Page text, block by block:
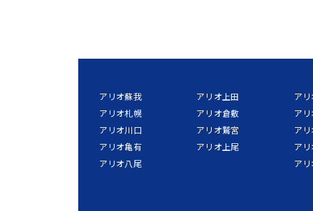
アリオ蘇我
アリオ札幌
アリオ川口
アリオ亀有
アリオ八尾
アリオ上田
アリオ倉敷
アリオ鷲宮
アリオ上尾
ア
ア
ア
ア
ア